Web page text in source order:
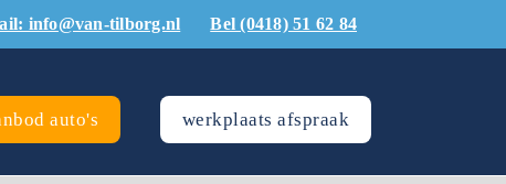
info@van-tilborg.nl Bel (0418) 51 62 84
auto's werkplaats afspraak